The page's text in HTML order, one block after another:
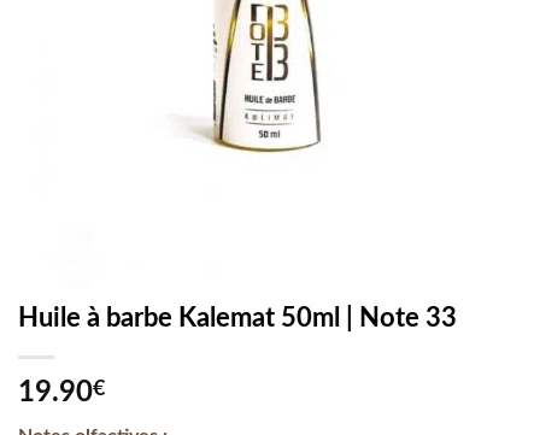
Huile à barbe Kalemat 50ml | Note 33
19.90€